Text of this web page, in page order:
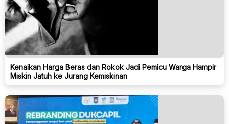
Kenaikan Harga Beras dan Rokok Jadi Pemicu Warga Hampir
Miskin Jatuh ke Jurang Kemiskinan